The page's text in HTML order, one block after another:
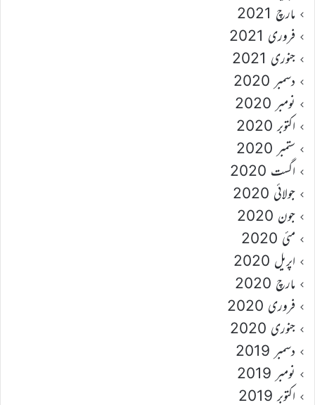
مارچ 2021
فروری 2021
جنوری 2021
دسمبر 2020
نومبر 2020
اکتوبر 2020
ستمبر 2020
اگست 2020
جولائی 2020
جون 2020
مئی 2020
اپریل 2020
مارچ 2020
فروری 2020
جنوری 2020
دسمبر 2019
نومبر 2019
اکتوبر 2019